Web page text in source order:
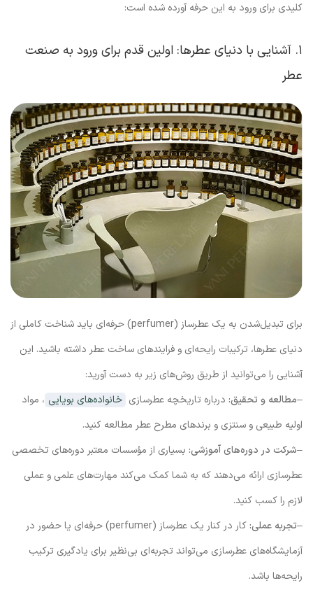
کلیدی برای ورود به این حرفه آورده شده است:
۱. آشنایی با دنیای عطرها: اولین قدم برای ورود به صنعت
عطر
برای تبدیل‌شدن به یک عطرساز (perfumer) حرفه‌ای باید شناخت کاملی از
دنیای عطرها، ترکیبات رایحه‌ای و فرایندهای ساخت عطر داشته باشید. این
آشنایی را می‌توانید از طریق روش‌های زیر به دست آورید:
–مطالعه و تحقیق: درباره تاریخچه عطرسازی خانواده‌های بویایی ، مواد
اولیه طبیعی و سنتزی و برندهای مطرح عطر مطالعه کنید.
–شرکت در دوره‌های آموزشی: بسیاری از مؤسسات معتبر دوره‌های تخصصی
عطرسازی ارائه می‌دهند که به شما کمک می‌کند مهارت‌های علمی و عملی
لازم را کسب کنید.
–تجربه عملی:
کار در کنار یک عطرساز (perfumer) حرفه‌ای یا حضور در
آزمایشگاه‌های عطرسازی می‌تواند تجربه‌ای بی‌نظیر برای یادگیری ترکیب
رایحه‌ها باشد.